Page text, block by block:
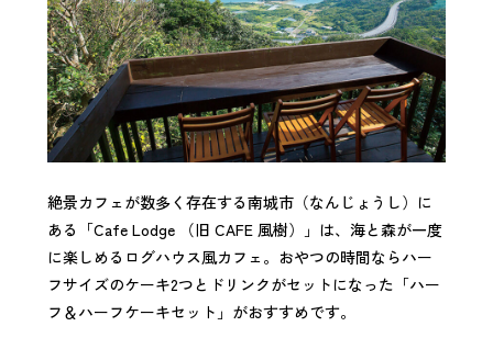
絶景カフェが数多く存在する南城市（なんじょうし）に
ある「Cafe Lodge （旧 CAFE 風樹）」は、海と森が一度
に楽しめるログハウス風カフェ。おやつの時間ならハー
フサイズのケーキ2つとドリンクがセットになった「ハー
フ＆ハーフケーキセット」がおすすめです。